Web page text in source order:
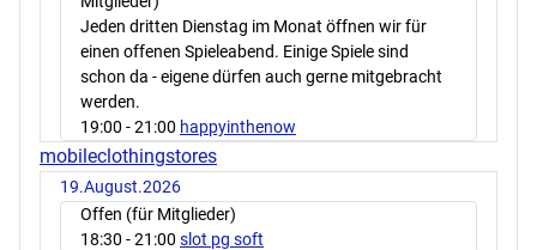
Jeden dritten Dienstag im Monat öffnen wir für
einen offenen Spieleabend. Einige Spiele sind
schon da - eigene dürfen auch gerne mitgebracht
werden.
19:00 - 21:00 happyinthenow
mobileclothingstores
19.August.2026
Offen (für Mitglieder)
18:30 - 21:00 slot pg soft